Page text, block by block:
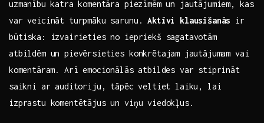
uzmanību ⁣katra komentāra‍ piezīmēm un‌ jautājumiem, kas
var veicināt turpmāku sarunu.Aktīvi klausīšanās ir
būtiska: izvairieties no iepriekš sagatavotām‍
atbildēm un pievērsieties konkrētajam ⁣jautājumam vai
⁣komentāram. Arī emocionālās atbildes var stiprināt
⁤saikni ar​ auditoriju, ​tāpēc ​veltiet laiku, lai
izprastu komentētājus un viņu ​viedokļus.